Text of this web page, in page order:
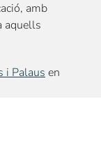
amb
aquells
i Palaus en